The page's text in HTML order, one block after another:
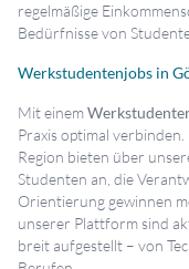
regelmäßige
Bedürfnisse von
Werkstudentenjobs in
Mit einem
Praxis optimal
Region bieten über
Studenten an, die
Orientierung gewinnen
unserer Plattform sind
breit aufgestellt – von